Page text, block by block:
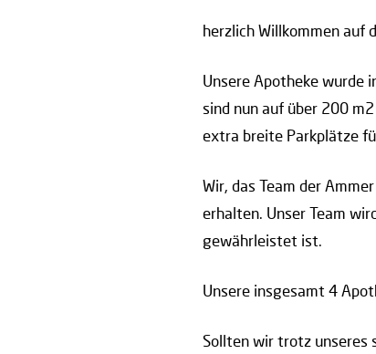
herzlich Willkommen auf
Unsere Apotheke wurde
sind nun auf über 200
extra breite Parkplätze
Wir, das Team der
erhalten. Unser Team
gewährleistet ist.
Unsere insgesamt 4
Sollten wir trotz unseres